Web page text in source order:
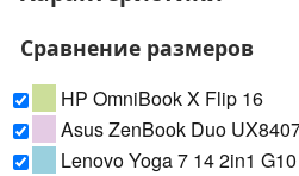
Сравнение размеров
HP OmniBook X Flip 16
Asus ZenBook Duo
Lenovo Yoga 7 14 2in1 G10